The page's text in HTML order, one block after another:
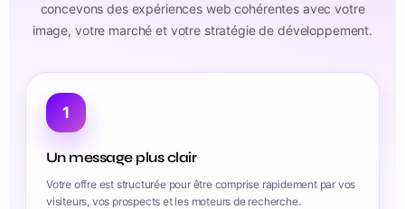
concevons des expériences web cohérentes avec votre
image, votre marché et votre stratégie de développement.
1
Un message plus clair
Votre offre est structurée pour être comprise rapidement par vos
visiteurs, vos prospects et les moteurs de recherche.